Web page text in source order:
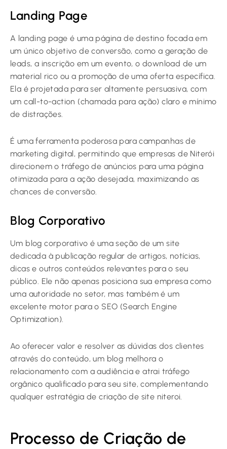
Landing Page
A landing page é uma página de destino focada em
um único objetivo de conversão, como a geração de
leads, a inscrição em um evento, o download de um
material rico ou a promoção de uma oferta específica.
Ela é projetada para ser altamente persuasiva, com
um call-to-action (chamada para ação) claro e mínimo
de distrações.
É uma ferramenta poderosa para campanhas de
marketing digital, permitindo que empresas de Niterói
direcionem o tráfego de anúncios para uma página
otimizada para a ação desejada, maximizando as
chances de conversão.
Blog Corporativo
Um blog corporativo é uma seção de um site
dedicada à publicação regular de artigos, notícias,
dicas e outros conteúdos relevantes para o seu
público. Ele não apenas posiciona sua empresa como
uma autoridade no setor, mas também é um
excelente motor para o SEO (Search Engine
Optimization).
Ao oferecer valor e resolver as dúvidas dos clientes
através do conteúdo, um blog melhora o
relacionamento com a audiência e atrai tráfego
orgânico qualificado para seu site, complementando
qualquer estratégia de criação de site niteroi.
Processo de Criação de